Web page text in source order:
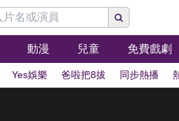
動漫 兒童 免費戲劇
Yes娛樂 爸啦把8拔 同步熱播